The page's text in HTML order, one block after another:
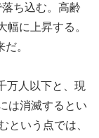
ち込む。高齢
に上昇する。
。
万人以下と、現
は消滅するとい
という点では、